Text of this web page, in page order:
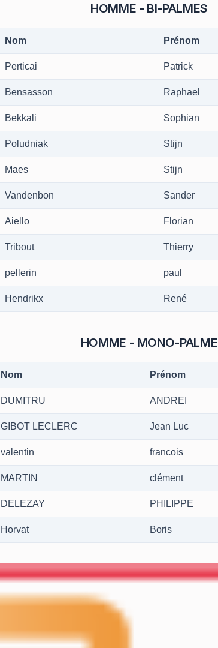
HOMME - BI-PALMES
Nom Prénom
Perticai Patrick
Bensasson Raphael
Bekkali Sophian
Poludniak Stijn
Maes Stijn
Vandenbon Sander
Aiello Florian
Tribout Thierry
pellerin paul
Hendrikx René
HOMME - MONO-PALME
Nom Prénom
DUMITRU ANDREI
GIBOT LECLERC Jean Luc
valentin francois
MARTIN clément
DELEZAY PHILIPPE
Horvat Boris